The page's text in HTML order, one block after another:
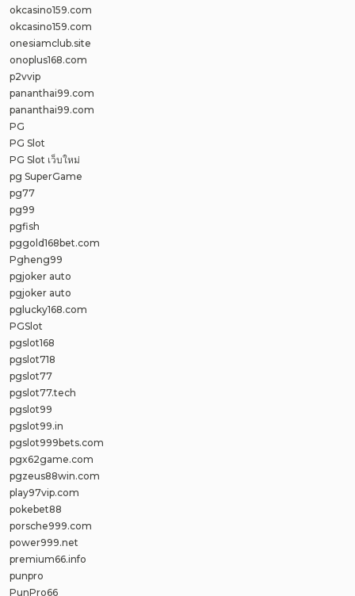
okcasino159.com
okcasino159.com
onesiamclub.site
onoplus168.com
p2vvip
pananthai99.com
pananthai99.com
PG
PG Slot
PG Slot เว็บใหม่
pg SuperGame
pg77
pg99
pgfish
pggold168bet.com
Pgheng99
pgjoker auto
pgjoker auto
pglucky168.com
PGSlot
pgslot168
pgslot718
pgslot77
pgslot77.tech
pgslot99
pgslot99.in
pgslot999bets.com
pgx62game.com
pgzeus88win.com
play97vip.com
pokebet88
porsche999.com
power999.net
premium66.info
punpro
PunPro66